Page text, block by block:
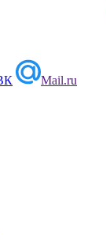
Mail.ru